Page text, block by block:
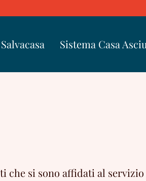
Sistema Casa
si sono affidati al